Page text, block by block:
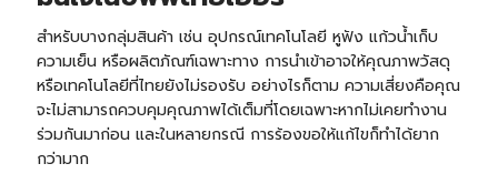
สำหรับบางกลุ่มสินค้า เช่น อุปกรณ์เทคโนโลยี หูฟัง แก้วน้ำเก็บ
ความเย็นหรือผลิตภัณฑ์เฉพาะทาง การนำเข้าอาจให้คุณภาพวัสดุ
หรือเทคโนโลยีที่ไทยยังไม่รองรับ อย่างไรก็ตาม ความเสี่ยงคือคุณ
จะไม่สามารถควบคุมคุณภาพได้เต็มที่โดยเฉพาะหากไม่เคยทำงาน
ร่วมกันมาก่อน และในหลายกรณี การร้องขอให้แก้ไขก็ทำได้ยาก
กว่ามาก